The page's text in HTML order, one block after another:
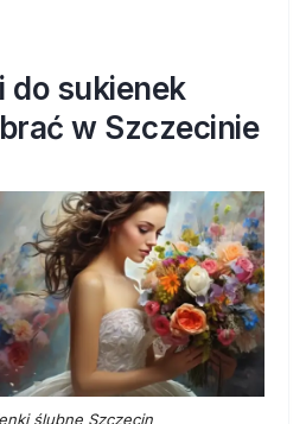
do sukienek
w Szczecinie
ślubne Szczecin